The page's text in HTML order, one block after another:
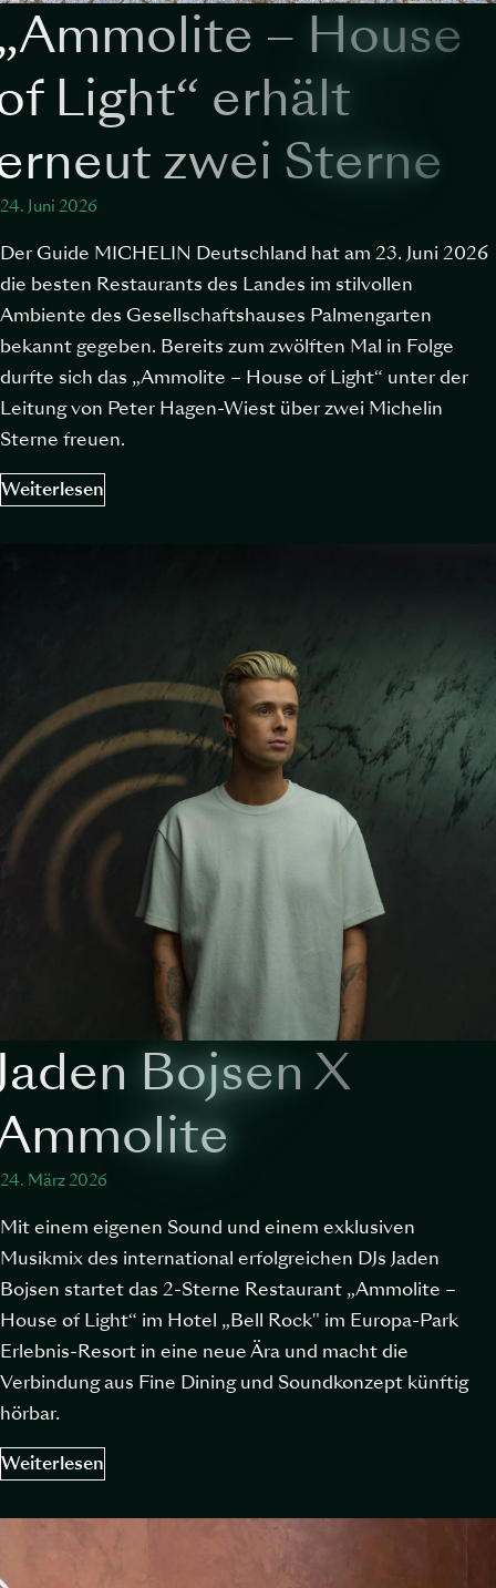
– House
Light“ erhält
zwei Sterne
24. Juni 2026
Der Guide MICHELIN Deutschland hat am 23. Juni 2026
die besten Restaurants des Landes im stilvollen
Ambiente des Gesellschaftshauses Palmengarten
bekannt gegeben. Bereits zum zwölften Mal in Folge
durfte sich das „Ammolite – House of Light“ unter der
Leitung von Peter Hagen-Wiest über zwei Michelin
Sterne freuen.
Weiterlesen
Bojsen X
24. März 2026
Mit einem eigenen Sound und einem exklusiven
Musikmix des international erfolgreichen DJs Jaden
Bojsen startet das 2-Sterne Restaurant „Ammolite –
House of Light“ im Hotel „Bell Rock" im Europa-Park
Erlebnis-Resort in eine neue Ära und macht die
Verbindung aus Fine Dining und Soundkonzept künftig
hörbar.
Weiterlesen